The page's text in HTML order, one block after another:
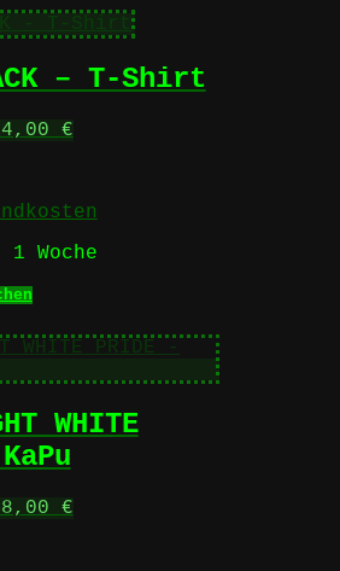
weist
mehrere
auf.
Optionen
können
Produktseite
werden
– T-Shirt
€
1 Woche
Dieses
weist
mehrere
Varianten
Die
Optionen
können
der
WHITE
€